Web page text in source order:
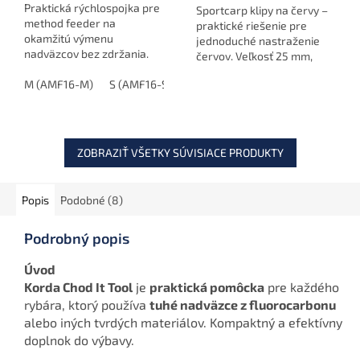
Praktická rýchlospojka pre
method feeder na
okamžitú výmenu
nadväzcov bez zdržania.
M (AMF16-M) S (AMF16-S)
Sportcarp klipy na červy –
praktické riešenie pre
jednoduché nastraženie
červov. Veľkosť 25 mm,
ZOBRAZIŤ VŠETKY SÚVISIACE PRODUKTY
Popis Podobné (8)
Podrobný popis
Úvod
Korda Chod It Tool je praktická pomôcka pre každého
rybára, ktorý používa tuhé nadväzce z fluorocarbonu
alebo iných tvrdých materiálov. Kompaktný a efektívny
doplnok do výbavy.